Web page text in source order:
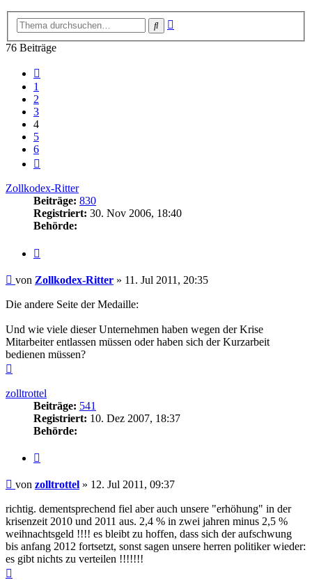
Suche
76 Beiträge
1
2
3
4
5
6
Zollkodex-Ritter
Beiträge: 830
Registriert: 30. Nov 2006, 18:40
Behörde:
Beitrag
von Zollkodex-Ritter » 11. Jul 2011, 20:35
Die andere Seite der Medaille:
Und wie viele dieser Unternehmen haben wegen der Krise
Mitarbeiter entlassen müssen oder haben sich der Kurzarbeit
bedienen müssen?
zolltrottel
Beiträge: 541
Registriert: 10. Dez 2007, 18:37
Behörde:
Beitrag
von zolltrottel » 12. Jul 2011, 09:37
richtig. dementsprechend fiel aber auch unsere "erhöhung" in der
krisenzeit 2010 und 2011 aus. 2,4 % in zwei jahren minus 2,5 %
weihnachtsgeld !!!! es bleibt zu hoffen, dass sich der aufschwung
bis anfang 2012 fortsetzt, sonst sagen unsere herren politiker wieder:
es gibt nichts zu verteilen !!!!!!!